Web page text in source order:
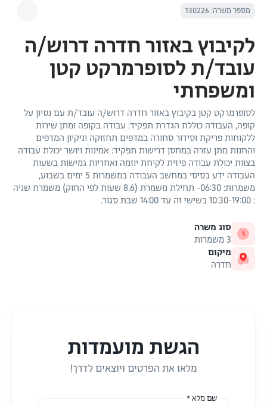
מספר משרה: 130226
לקיבוץ באזור חדרה דרוש/ה
עובד/ת לסופרמרקט קטן
ומשפחתי
לסופרמרקט קטן בקיבוץ באזור חדרה דרוש/ה עובד/ת עם נסיון על
קופה, העבודה כוללת הגדרת תפקיד: עבודה בקופה ומתן שירות
ללקוחות פריקת וסידור סחורה במדפים תחזוקה וניקיון המדפים
והחנות מתן עזרה במחסן דרישות תפקיד: אמינות ויושר יכולת עבודה
בצוות יכולת עבודה פיזית לקיחת יוזמה ואחריות גמישות בשעות
העבודה ידע בסיסי במחשב העבודה במשמרות 5 ימים בשבוע,
משמרות: 06:30- תחילת משמרת (8.6 שעות לפי החוק) משמרת שניה
: 10:30-19:00 בשישי זה עד 14:00 שבת סגור.
סוג משרה
3 משמרות
מיקום
חדרה
הגשת מועמדות
מלאו את הפרטים ויוצאים לדרך!
שם מלא *